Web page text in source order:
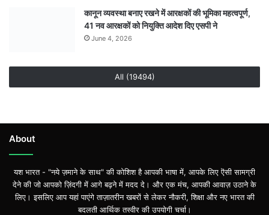
कानून व्यवस्था बनाए रखने में आरक्षकों की भूमिका महत्वपूर्ण,
41 नव आरक्षकों को नियुक्ति आदेश दिए एसपी ने
June 4, 2026
All (19494)
About
यश भारत - "नये ज़माने के साथ" की कोशिश है आपकी भाषा में, आपके लिए ऎसी सामग्री
देने की जो आपको ज़िंदगी में आगे बढ़ने में मदद दे। और एक मंच, आपकी आवाज़ उठाने के
लिए। इसलिए आप यहां पाएंगे ताज़ातरीन खबरों से लेकर नौकरी, शिक्षा और नए भारत की
बदलती आर्थिक तस्वीर की उपयोगी चर्चा।